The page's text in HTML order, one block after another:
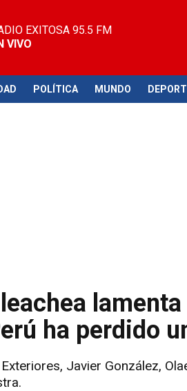
EXITOSA 95.5 FM
VIVO
POLÍTICA MUNDO
ha perdido
Javier González,